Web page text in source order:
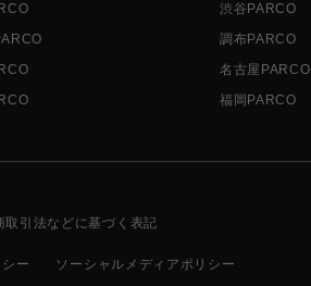
渋谷PARCO
調布PARCO
名古屋PARCO
福岡PARCO
取引法などに基づく表記
ー ソーシャルメディアポリシー